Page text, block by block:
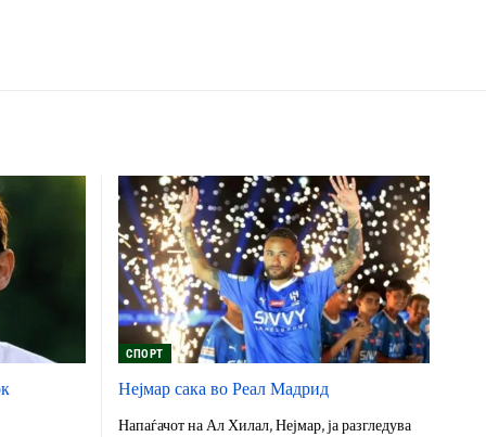
СПОРТ
Нејмар сака во Реал Мадрид
Напаѓачот на Ал Хилал, Нејмар, ја разгледува